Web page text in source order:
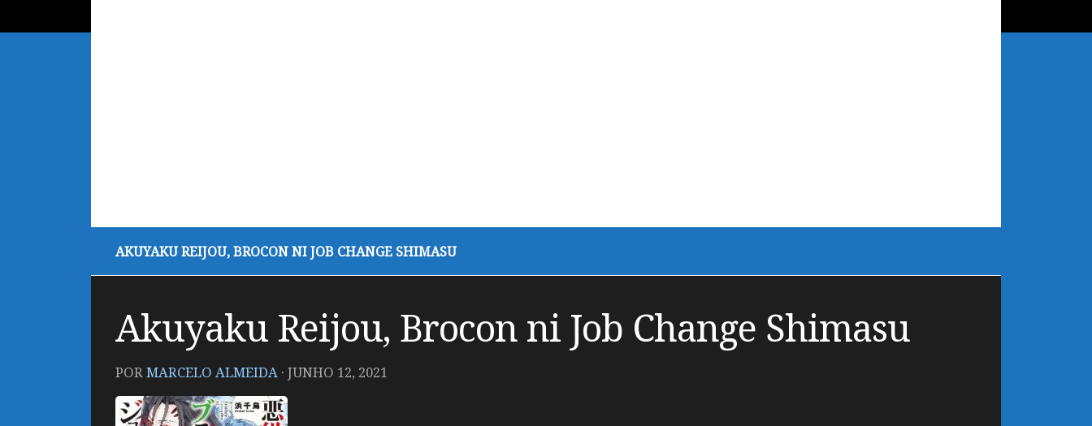
AKUYAKU REIJOU, BROCON NI JOB CHANGE SHIMASU
Akuyaku Reijou, Brocon ni Job Change Shimasu
PORMARCELO ALMEIDA · JUNHO 12, 2021